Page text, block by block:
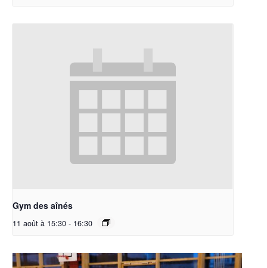
Gym des aînés
11 août à 15:30 - 16:30